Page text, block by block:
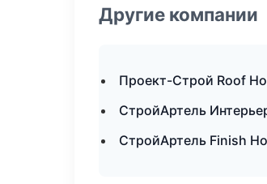
Другие компании
Проект-Строй Roof
СтройАртель
СтройАртель Finish